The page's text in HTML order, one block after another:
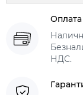
Оплата
НДС.